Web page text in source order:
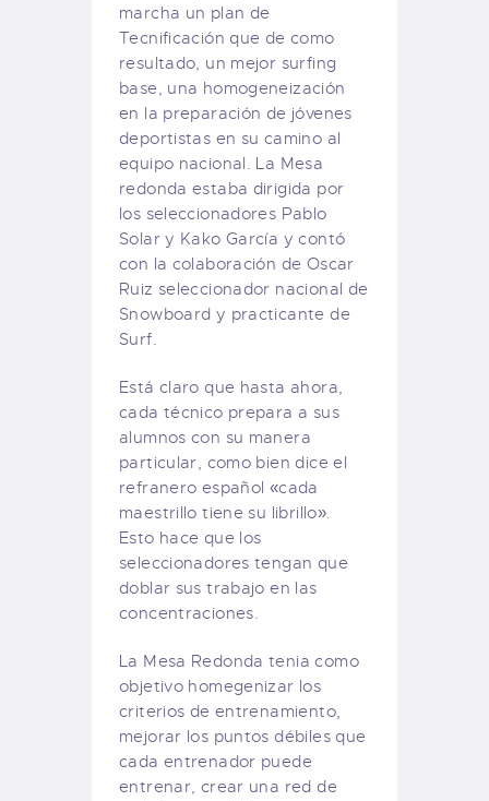
marcha un plan de
Tecnificación que de como
resultado, un mejor surfing
base, una homogeneización
en la preparación de jóvenes
deportistas en su camino al
equipo nacional. La Mesa
redonda estaba dirigida por
los seleccionadores Pablo
Solar y Kako García y contó
con la colaboración de Oscar
Ruiz seleccionador nacional de
Snowboard y practicante de
Surf.
Está claro que hasta ahora,
cada técnico prepara a sus
alumnos con su manera
particular, como bien dice el
refranero español «cada
maestrillo tiene su librillo».
Esto hace que los
seleccionadores tengan que
doblar sus trabajo en las
concentraciones.
La Mesa Redonda tenia como
objetivo homegenizar los
criterios de entrenamiento,
mejorar los puntos débiles que
cada entrenador puede
entrenar, crear una red de